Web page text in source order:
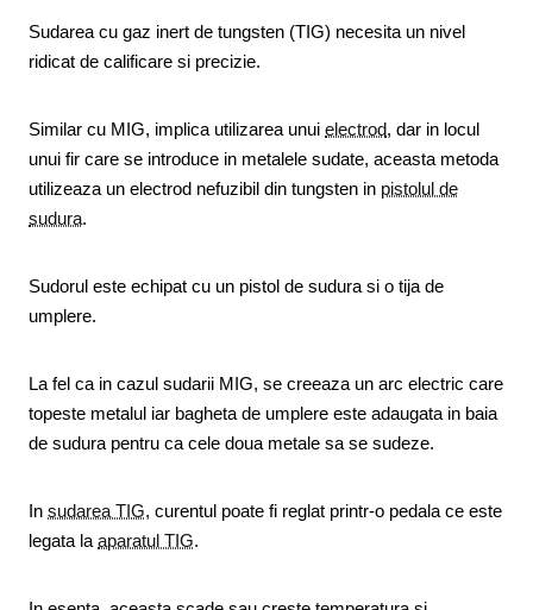
Sudarea cu gaz inert de tungsten (TIG) necesita un nivel
ridicat de calificare si precizie.
Similar cu MIG, implica utilizarea unui electrod, dar in locul
unui fir care se introduce in metalele sudate, aceasta metoda
utilizeaza un electrod nefuzibil din tungsten in pistolul de
sudura.
Sudorul este echipat cu un pistol de sudura si o tija de
umplere.
La fel ca in cazul sudarii MIG, se creeaza un arc electric care
topeste metalul iar bagheta de umplere este adaugata in baia
de sudura pentru ca cele doua metale sa se sudeze.
In sudarea TIG, curentul poate fi reglat printr-o pedala ce este
legata la aparatul TIG.